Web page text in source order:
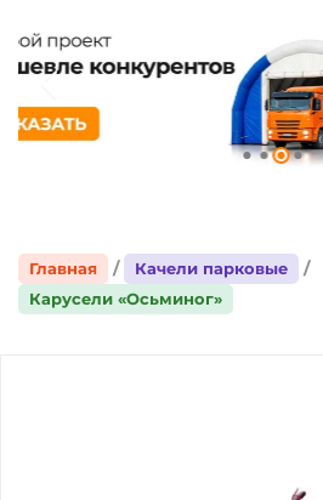
Главная
Качели парковые
Карусели «Осьминог»